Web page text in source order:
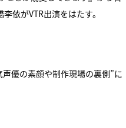
依がVTR出演をはたす。
優の素顔や制作現場の裏側”に